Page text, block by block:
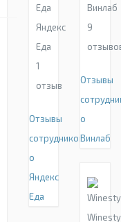
Яндекс
Еда
1
отзыв
Отзывы
сотрудников
о
Яндекс
Еда
Винлаб
9
Отзывы
о
Винлаб